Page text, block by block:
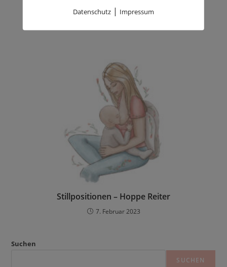
26. August 2025
Stillpositionen – Hoppe Reiter
7. Februar 2023
Suchen
SUCHEN
Datenschutz| Impressum